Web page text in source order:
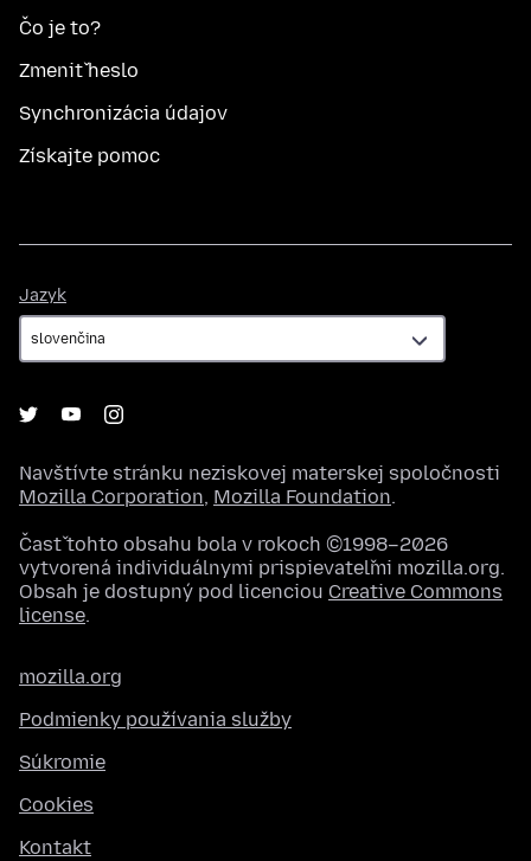
Čo je to?
Zmeniť heslo
Synchronizácia údajov
Získajte pomoc
Jazyk
Navštívte stránku neziskovej materskej spoločnosti
Mozilla Corporation, Mozilla Foundation.
Časť tohto obsahu bola v rokoch ©1998–2026
vytvorená individuálnymi prispievateľmi mozilla.org.
Obsah je dostupný pod licenciou Creative Commons
license.
mozilla.org
Podmienky používania služby
Súkromie
Cookies
Kontakt